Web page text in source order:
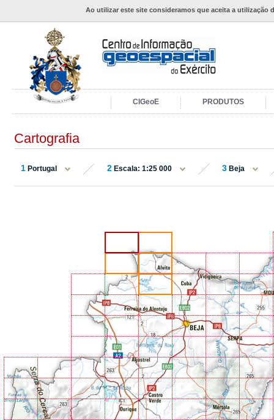
Ao utilizar este site consideramos que aceita a utilização
CIGeoE PRODUTOS
Cartografia
1 Portugal 2 Escala: 1:25 000 3 Beja